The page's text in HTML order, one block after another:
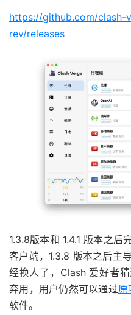
https://github.com/clash-
rev/releases
1.3.8版本和 1.4.1 版本之
客户端，1.3.8 版本之后主
经换人了，Clash 爱好者
弃用，用户仍然可以通过原
软件。